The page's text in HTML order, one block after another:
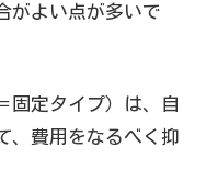
がよい点が多いで
固定タイプ）は、自
、費用をなるべく抑